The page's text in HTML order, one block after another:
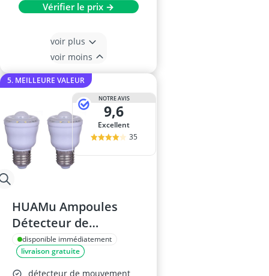
Vérifier le prix →
voir plus
voir moins
5. MEILLEURE VALEUR
NOTRE AVIS
9,6
Excellent
35
HUAMu Ampoules
Détecteur de
Mouvement E27 2W
disponible immédiatement
livraison gratuite
détecteur de mouvement